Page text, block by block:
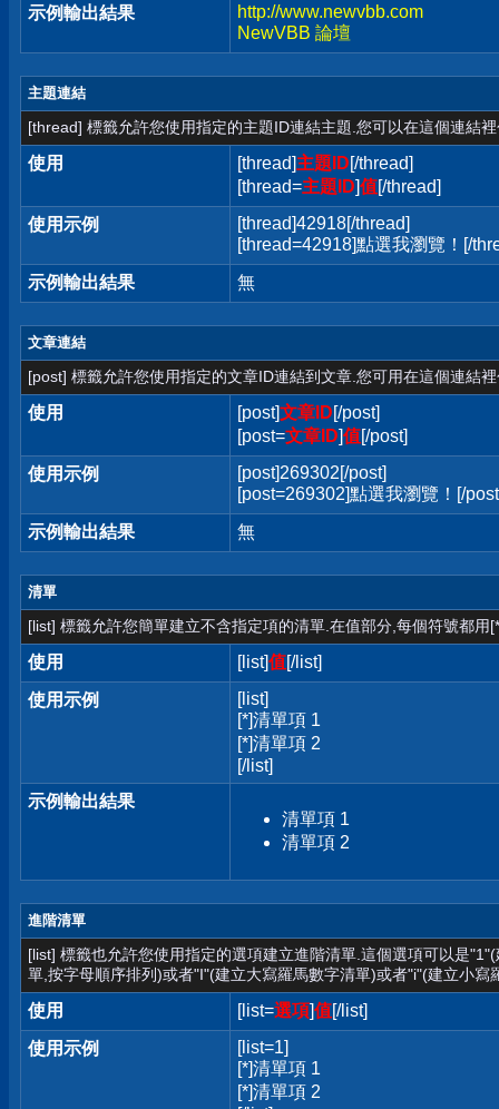
示例輸出結果
http://www.newvbb.com
NewVBB 論壇
主題連結
[thread] 標籤允許您使用指定的主題ID連結主題.您可以在這個連結
使用 [thread]主題ID[/thread]
[thread=主題ID]值[/thread]
使用示例
[thread]42918[/thread]
[thread=42918]點選我瀏覽！[/
示例輸出結果
無
文章連結
[post] 標籤允許您使用指定的文章ID連結到文章.您可用在這個連結
使用 [post]文章ID[/post]
[post=文章ID]值[/post]
使用示例
[post]269302[/post]
[post=269302]點選我瀏覽！[/
示例輸出結果
無
清單
[list] 標籤允許您簡單建立不含指定項的清單.在值部分,每個符號都用
使用 [list]值[/list]
使用示例
[list]
[*]清單項 1
[*]清單項 2
[/list]
示例輸出結果
清單項 1
清單項 2
進階清單
[list] 標籤也允許您使用指定的選項建立進階清單.這個選項可以是
單,按字母順序排列)或者"I"(建立大寫羅馬數字清單)或者"i"(建立小寫
使用 [list=選項]值[/list]
使用示例
[list=1]
[*]清單項 1
[*]清單項 2